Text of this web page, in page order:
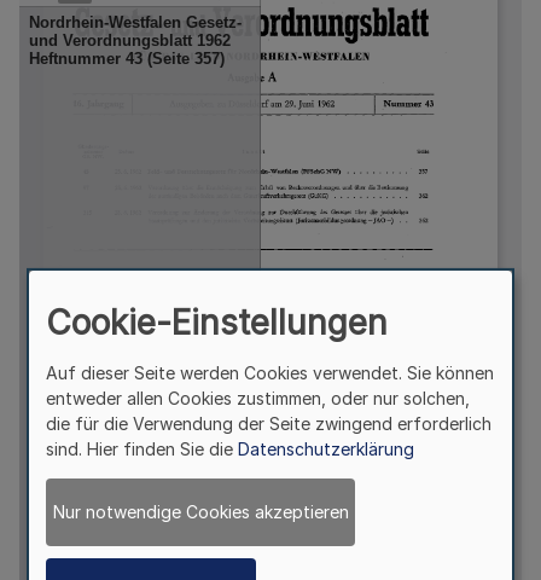
Cookie-Einstellungen
Auf dieser Seite werden Cookies verwendet. Sie können
entweder allen Cookies zustimmen, oder nur solchen,
die für die Verwendung der Seite zwingend erforderlich
sind. Hier finden Sie die Datenschutzerklärung
Nur notwendige Cookies akzeptieren